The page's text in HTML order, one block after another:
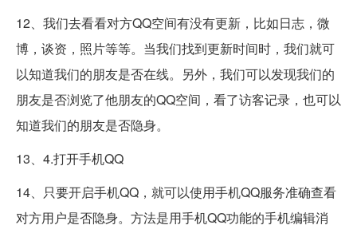
12、我们去看看对方QQ空间有没有更新，比如日志，微
博，谈资，照片等等。当我们找到更新时间时，我们就可
以知道我们的朋友是否在线。另外，我们可以发现我们的
朋友是否浏览了他朋友的QQ空间，看了访客记录，也可以
知道我们的朋友是否隐身。
13、4.打开手机QQ
14、只要开启手机QQ，就可以使用手机QQ服务准确查看
对方用户是否隐身。方法是用手机QQ功能的手机编辑消